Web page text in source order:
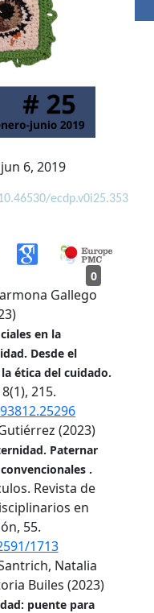
jun 6, 2019
ecdp.v0i25.353
0
Gallego
en la
Desde el
ética del cuidado.
(1),215.
(2023)
Paternar
.
Revista de
en
55.
1713
Natalia
Builes (2023)
puente para